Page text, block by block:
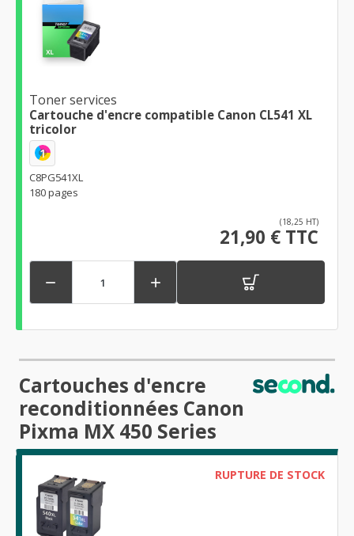
Toner services
Cartouche d'encre compatible Canon CL541 XL
tricolor
1
C8PG541XL
180 pages
(18,25 HT)
21,90 € TTC
 
Cartouches d'encre
reconditionnées Canon
Pixma MX 450 Series
RUPTURE DE STOCK